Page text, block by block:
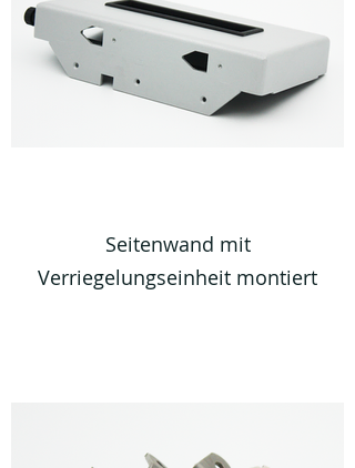
Seitenwand mit
Verriegelungseinheit montiert